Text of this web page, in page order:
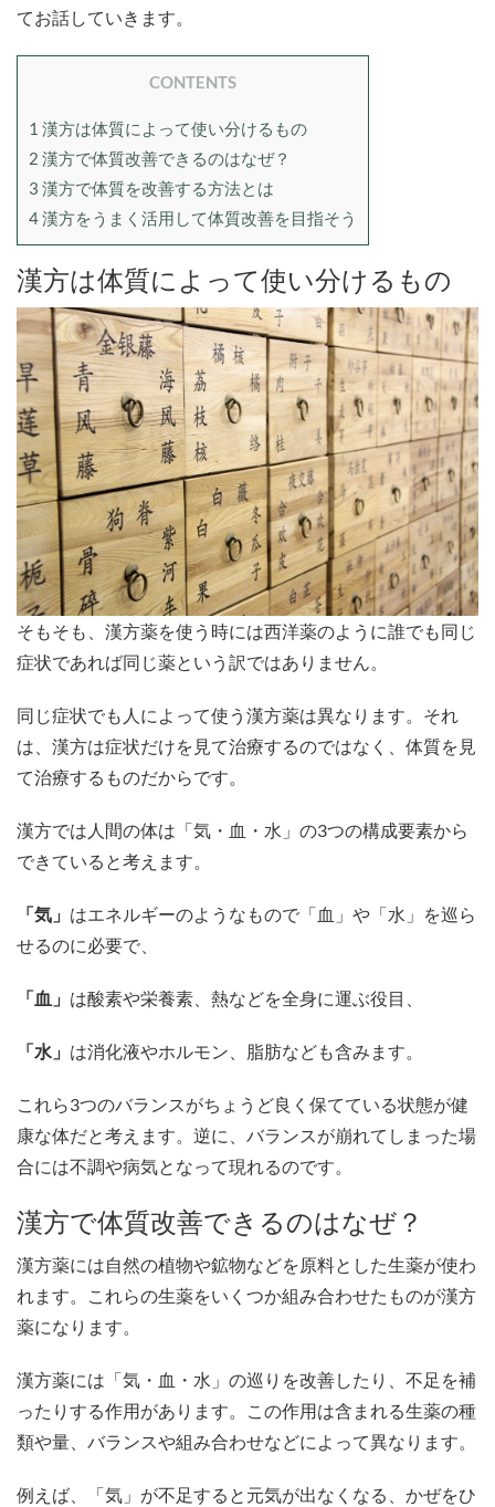
てお話していきます。
CONTENTS
1 漢方は体質によって使い分けるもの
2 漢方で体質改善できるのはなぜ？
3 漢方で体質を改善する方法とは
4漢方をうまく活用して体質改善を目指そう
漢方は体質によって使い分けるもの
そもそも、漢方薬を使う時には西洋薬のように誰でも同じ
症状であれば同じ薬という訳ではありません。
同じ症状でも人によって使う漢方薬は異なります。それ
は、漢方は症状だけを見て治療するのではなく、体質を見
て治療するものだからです。
漢方では人間の体は「気・血・水」の3つの構成要素から
できていると考えます。
「気」 はエネルギーのようなもので「血」や「水」を巡ら
せるのに必要で、
「血」 は酸素や栄養素、熱などを全身に運ぶ役目、
「水」 は消化液やホルモン、脂肪なども含みます。
これら3つのバランスがちょうど良く保てている状態が健
康な体だと考えます。逆に、バランスが崩れてしまった場
合には不調や病気となって現れるのです。
漢方で体質改善できるのはなぜ？
漢方薬には自然の植物や鉱物などを原料とした生薬が使わ
れます。これらの生薬をいくつか組み合わせたものが漢方
薬になります。
漢方薬には「気・血・水」の巡りを改善したり、不足を補
ったりする作用があります。この作用は含まれる生薬の種
類や量、バランスや組み合わせなどによって異なります。
例えば、「気」が不足すると元気が出なくなる、かぜをひ